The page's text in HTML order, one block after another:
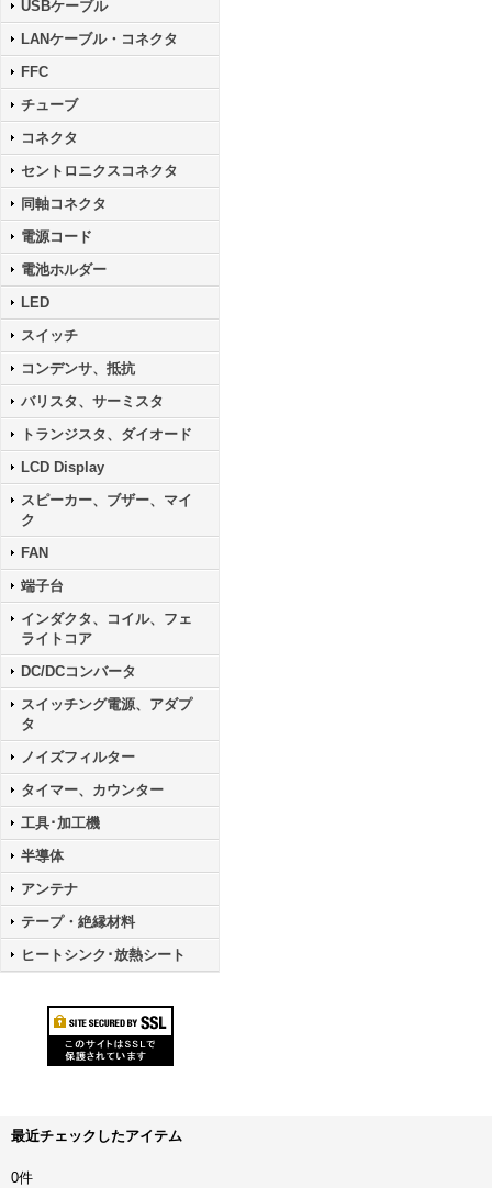
USBケーブル
LANケーブル・コネクタ
FFC
チューブ
コネクタ
セントロニクスコネクタ
同軸コネクタ
電源コード
電池ホルダー
LED
スイッチ
コンデンサ、抵抗
バリスタ、サーミスタ
トランジスタ、ダイオード
LCD Display
スピーカー、ブザー、マイ
ク
FAN
端子台
インダクタ、コイル、フェ
ライトコア
DC/DCコンバータ
スイッチング電源、アダプ
タ
ノイズフィルター
タイマー、カウンター
工具･加工機
半導体
アンテナ
テープ・絶縁材料
ヒートシンク･放熱シート
最近チェックしたアイテム
0件